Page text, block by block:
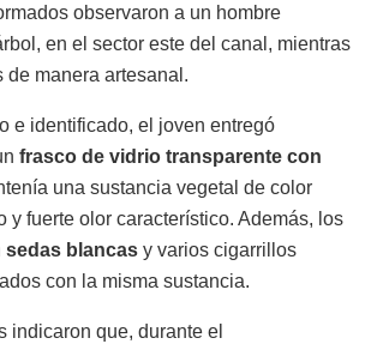
observaron a un hombre
en el sector este del canal, mientras
de manera artesanal.
e identificado, el joven entregó
frasco de vidrio transparente con
una sustancia vegetal de color
y fuerte olor característico. Además, los
sedas blancas y varios cigarrillos
con la misma sustancia.
indicaron que, durante el